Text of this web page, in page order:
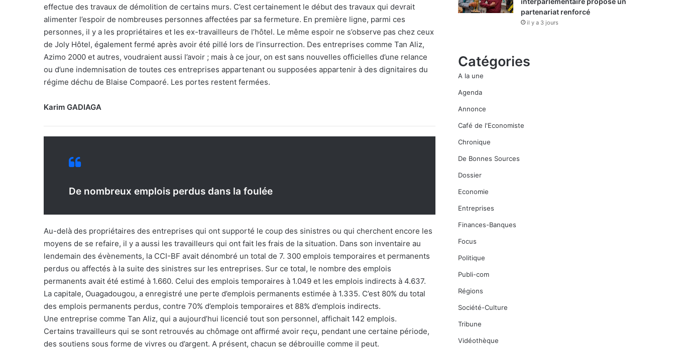
effectue des travaux de démolition de certains murs. C’est certainement le début des travaux qui devrait
alimenter l’espoir de nombreuses personnes affectées par sa fermeture. En première ligne, parmi ces
personnes, il y a les propriétaires et les ex-travailleurs de l’hôtel. Le même espoir ne s’observe pas chez ceux
de Joly Hôtel, également fermé après avoir été pillé lors de l’insurrection. Des entreprises comme Tan Aliz,
Azimo 2000 et autres, voudraient aussi l’avoir ; mais à ce jour, on est sans nouvelles officielles d’une relance
ou d’une indemnisation de toutes ces entreprises appartenant ou supposées appartenir à des dignitaires du
régime déchu de Blaise Compaoré. Les portes restent fermées.
Karim GADIAGA
De nombreux emplois perdus dans la foulée
Au-delà des propriétaires des entreprises qui ont supporté le coup des sinistres ou qui cherchent encore les
moyens de se refaire, il y a aussi les travailleurs qui ont fait les frais de la situation. Dans son inventaire au
lendemain des évènements, la CCI-BF avait dénombré un total de 7. 300 emplois temporaires et permanents
perdus ou affectés à la suite des sinistres sur les entreprises. Sur ce total, le nombre des emplois
permanents avait été estimé à 1.660. Celui des emplois temporaires à 1.049 et les emplois indirects à 4.637.
La capitale, Ouagadougou, a enregistré une perte d’emplois permanents estimée à 1.335. C’est 80% du total
des emplois permanents perdus, contre 70% d’emplois temporaires et 88% d’emplois indirects.
Une entreprise comme Tan Aliz, qui a aujourd’hui licencié tout son personnel, affichait 142 emplois.
Certains travailleurs qui se sont retrouvés au chômage ont affirmé avoir reçu, pendant une certaine période,
des soutiens sous forme de vivres ou d’argent. A présent, chacun se débrouille comme il peut.
partenariat renforcé
il y a 3 jours
Catégories
A la une
Agenda
Annonce
Café de l'Economiste
Chronique
De Bonnes Sources
Dossier
Economie
Entreprises
Finances-Banques
Focus
Politique
Publi-com
Régions
Société-Culture
Tribune
Vidéothèque